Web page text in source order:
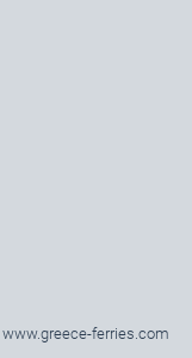
www.greece-ferries.com